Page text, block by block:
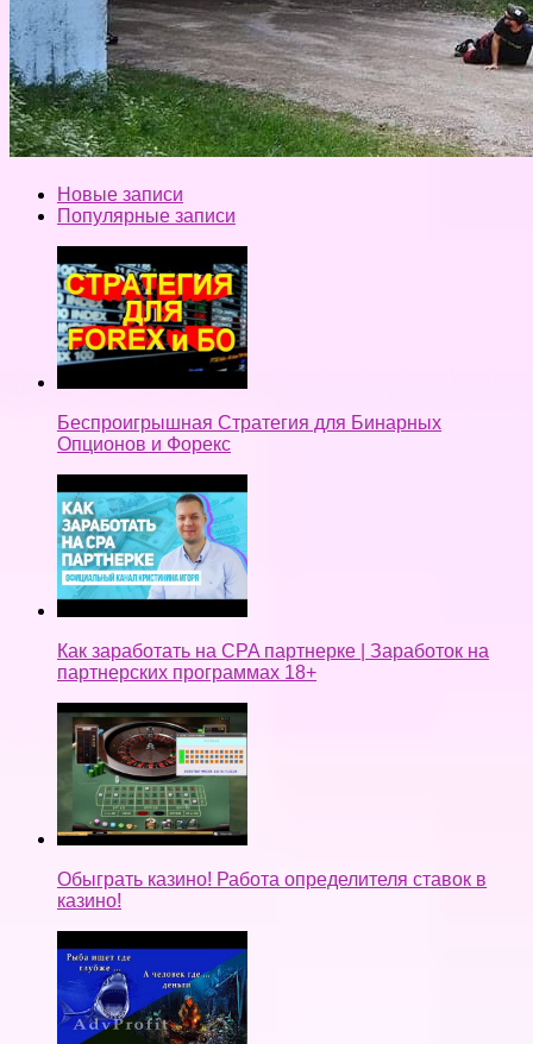
Новые записи
Популярные записи
Беспроигрышная Стратегия для Бинарных
Опционов и Форекс
Как заработать на CPA партнерке | Заработок на
партнерских программах 18+
Обыграть казино! Работа определителя ставок в
казино!